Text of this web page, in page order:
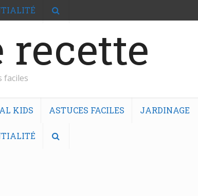
recette
faciles
KIDS ASTUCES FACILES JARDINAGE